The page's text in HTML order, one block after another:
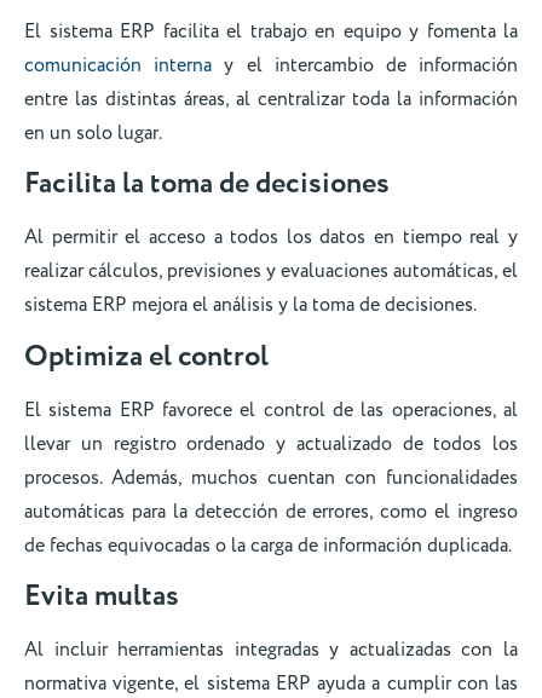
El sistema ERP facilita el trabajo en equipo y fomenta la
comunicación interna y el intercambio de información
entre las distintas áreas, al centralizar toda la información
en un solo lugar.
Facilita la toma de decisiones
Al permitir el acceso a todos los datos en tiempo real y
realizar cálculos, previsiones y evaluaciones automáticas, el
sistema ERP mejora el análisis y la toma de decisiones.
Optimiza el control
El sistema ERP favorece el control de las operaciones, al
llevar un registro ordenado y actualizado de todos los
procesos. Además, muchos cuentan con funcionalidades
automáticas para la detección de errores, como el ingreso
de fechas equivocadas o la carga de información duplicada.
Evita multas
Al incluir herramientas integradas y actualizadas con la
normativa vigente, el sistema ERP ayuda a cumplir con las